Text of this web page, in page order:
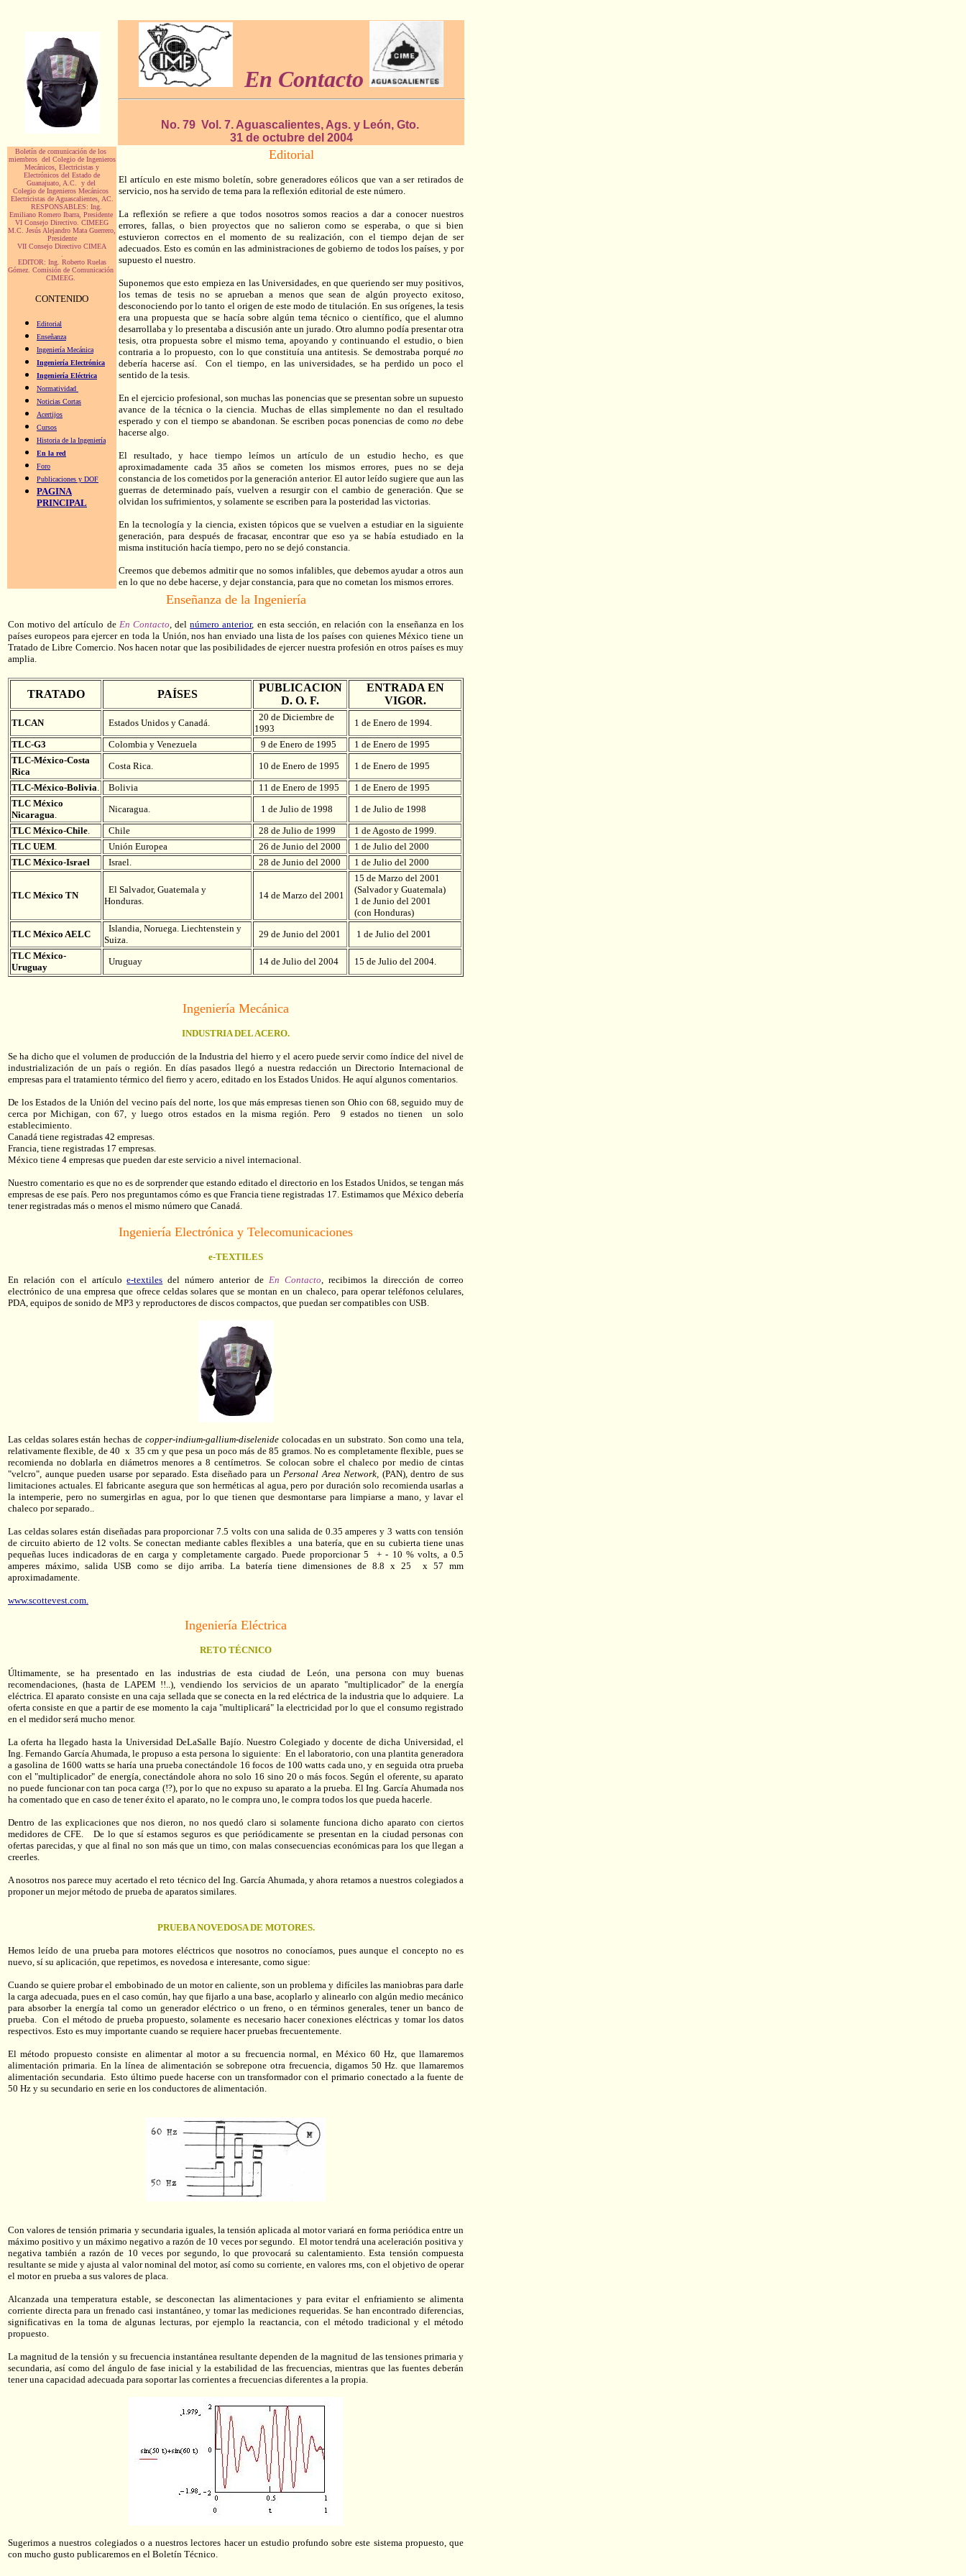
En Contacto
No. 79 Vol. 7. Aguascalientes, Ags. y León, Gto.
31 de octubre del 2004
Boletín de comunicación de los
miembros del Colegio de Ingenieros
Mecánicos, Electricistas y
Electrónicos del Estado de
Guanajuato, A.C. y del
Colegio de Ingenieros Mecánicos
Electricistas de Aguascalientes, AC.
RESPONSABLES: Ing.
Emiliano Romero Ibarra, Presidente
VI Consejo Directivo. CIMEEG
M.C. Jesús Alejandro Mata Guerrero,
Presidente
VII Consejo Directivo CIMEA
EDITOR: Ing. Roberto Ruelas
Gómez. Comisión de Comunicación
CIMEEG.
CONTENIDO
Editorial
Enseñanza
Ingeniería Mecánica
Ingeniería Electrónica
Ingeniería Eléctrica
Normatividad
Noticias Cortas
Acertijos
Cursos
Historia de la Ingeniería
En la red
Foro
Publicaciones y DOF
PAGINA
PRINCIPAL
Editorial
El artículo en este mismo boletín, sobre generadores eólicos que van a ser retirados de
servicio, nos ha servido de tema para la reflexión editorial de este número.
La reflexión se refiere a que todos nosotros somos reacios a dar a conocer nuestros
errores, fallas, o bien proyectos que no salieron como se esperaba, o que si bien
estuvieron correctos en el momento de su realización, con el tiempo dejan de ser
adecuados. Esto es común en las administraciones de gobierno de todos los países, y por
supuesto el nuestro.
Suponemos que esto empieza en las Universidades, en que queriendo ser muy positivos,
los temas de tesis no se aprueban a menos que sean de algún proyecto exitoso,
desconociendo por lo tanto el origen de este modo de titulación. En sus orígenes, la tesis
era una propuesta que se hacía sobre algún tema técnico o científico, que el alumno
desarrollaba y lo presentaba a discusión ante un jurado. Otro alumno podía presentar otra
tesis, otra propuesta sobre el mismo tema, apoyando y continuando el estudio, o bien
contraria a lo propuesto, con lo que constituía una antitesis. Se demostraba porqué no
debería hacerse así. Con el tiempo, en las universidades, se ha perdido un poco el
sentido de la tesis.
En el ejercicio profesional, son muchas las ponencias que se presentan sobre un supuesto
avance de la técnica o la ciencia. Muchas de ellas simplemente no dan el resultado
esperado y con el tiempo se abandonan. Se escriben pocas ponencias de como no debe
hacerse algo.
El resultado, y hace tiempo leímos un artículo de un estudio hecho, es que
aproximadamente cada 35 años se cometen los mismos errores, pues no se deja
constancia de los cometidos por la generación anterior. El autor leído sugiere que aun las
guerras de determinado país, vuelven a resurgir con el cambio de generación. Que se
olvidan los sufrimientos, y solamente se escriben para la posteridad las victorias.
En la tecnología y la ciencia, existen tópicos que se vuelven a estudiar en la siguiente
generación, para después de fracasar, encontrar que eso ya se había estudiado en la
misma institución hacía tiempo, pero no se dejó constancia.
Creemos que debemos admitir que no somos infalibles, que debemos ayudar a otros aun
en lo que no debe hacerse, y dejar constancia, para que no cometan los mismos errores.
Enseñanza de la Ingeniería
Con motivo del artículo de En Contacto, delnúmero anterior, en esta sección, en relación con la enseñanza en los
países europeos para ejercer en toda la Unión, nos han enviado una lista de los países con quienes México tiene un
Tratado de Libre Comercio. Nos hacen notar que las posibilidades de ejercer nuestra profesión en otros países es muy
amplia.
TRATADO PAÍSES
PUBLICACION
D. O. F.
ENTRADA EN
VIGOR.
TLCAN Estados Unidos y Canadá.
20 de Diciembre de
1993
1 de Enero de 1994.
TLC-G3
Colombia y Venezuela 9 de Enero de 1995
1 de Enero de 1995
TLC-México-Costa
Rica
Costa Rica. 10 de Enero de 1995
1 de Enero de 1995
TLC-México-Bolivia. Bolivia 11 de Enero de 1995
1 de Enero de 1995
TLC México
Nicaragua.
Nicaragua. 1 de Julio de 1998
1 de Julio de 1998
TLC México-Chile. Chile 28 de Julio de 1999
1 de Agosto de 1999.
TLC UEM. Unión Europea 26 de Junio del 2000
1 de Julio del 2000
TLC México-Israel
Israel. 28 de Junio del 2000 1 de Julio del 2000
TLC México TN
El Salvador, Guatemala y
Honduras.
14 de Marzo del 2001
15 de Marzo del 2001
(Salvador y Guatemala)
1 de Junio del 2001
(con Honduras)
TLC México AELC
Islandia, Noruega. Liechtenstein y
Suiza.
29 de Junio del 2001
1 de Julio del 2001
TLC México-
Uruguay
Uruguay 14 de Julio del 2004 15 de Julio del 2004.
Ingeniería Mecánica
INDUSTRIA DEL ACERO.
Se ha dicho que el volumen de producción de la Industria del hierro y el acero puede servir como índice del nivel de
industrialización de un país o región. En días pasados llegó a nuestra redacción un Directorio Internacional de
empresas para el tratamiento térmico del fierro y acero, editado en los Estados Unidos. He aquí algunos comentarios.
De los Estados de la Unión del vecino país del norte, los que más empresas tienen son Ohio con 68, seguido muy de
cerca por Michigan, con 67, y luego otros estados en la misma región. Pero 9 estados no tienen un solo
establecimiento.
Canadá tiene registradas 42 empresas.
Francia, tiene registradas 17 empresas.
México tiene 4 empresas que pueden dar este servicio a nivel internacional.
Nuestro comentario es que no es de sorprender que estando editado el directorio en los Estados Unidos, se tengan más
empresas de ese país. Pero nos preguntamos cómo es que Francia tiene registradas 17. Estimamos que México debería
tener registradas más o menos el mismo número que Canadá.
Ingeniería Electrónica y Telecomunicaciones
e-TEXTILES
En relación con el artículoe-textiles del número anterior de En Contacto, recibimos la dirección de correo
electrónico de una empresa que ofrece celdas solares que se montan en un chaleco, para operar teléfonos celulares,
PDA, equipos de sonido de MP3 y reproductores de discos compactos, que puedan ser compatibles con USB.
Las celdas solares están hechas de copper-indium-gallium-diselenidecolocadas en un substrato. Son como una tela,
relativamente flexible, de 40 x 35 cm y que pesa un poco más de 85 gramos. No es completamente flexible, pues se
recomienda no doblarla en diámetros menores a 8 centímetros. Se colocan sobre el chaleco por medio de cintas
"velcro", aunque pueden usarse por separado. Esta diseñado para un Personal Area Network, (PAN), dentro de sus
limitaciones actuales. El fabricante asegura que son herméticas al agua, pero por duración solo recomienda usarlas a
la intemperie, pero no sumergirlas en agua, por lo que tienen que desmontarse para limpiarse a mano, y lavar el
chaleco por separado..
Las celdas solares están diseñadas para proporcionar 7.5 volts con una salida de 0.35 amperes y 3 watts con tensión
de circuito abierto de 12 volts. Se conectan mediante cables flexibles a una batería, que en su cubierta tiene unas
pequeñas luces indicadoras de en carga y completamente cargado. Puede proporcionar 5 + - 10 % volts, a 0.5
amperes máximo, salida USB como se dijo arriba. La batería tiene dimensiones de 8.8 x 25 x 57 mm
aproximadamente.
www.scottevest.com.
Ingeniería Eléctrica
RETO TÉCNICO
Últimamente, se ha presentado en las industrias de esta ciudad de León, una persona con muy buenas
recomendaciones, (hasta de LAPEM !!..), vendiendo los servicios de un aparato "multiplicador" de la energía
eléctrica. El aparato consiste en una caja sellada que se conecta en la red eléctrica de la industria que lo adquiere. La
oferta consiste en que a partir de ese momento la caja "multiplicará" la electricidad por lo que el consumo registrado
en el medidor será mucho menor.
La oferta ha llegado hasta la Universidad DeLaSalle Bajío. Nuestro Colegiado y docente de dicha Universidad, el
Ing. Fernando García Ahumada, le propuso a esta persona lo siguiente: En el laboratorio, con una plantita generadora
a gasolina de 1600 watts se haría una prueba conectándole 16 focos de 100 watts cada uno, y en seguida otra prueba
con el "multiplicador" de energía, conectándole ahora no solo 16 sino 20 o más focos. Según el oferente, su aparato
no puede funcionar con tan poca carga (!?), por lo que no expuso su aparato a la prueba. El Ing. García Ahumada nos
ha comentado que en caso de tener éxito el aparato, no le compra uno, le compra todos los que pueda hacerle.
Dentro de las explicaciones que nos dieron, no nos quedó claro si solamente funciona dicho aparato con ciertos
medidores de CFE. De lo que sí estamos seguros es que periódicamente se presentan en la ciudad personas con
ofertas parecidas, y que al final no son más que un timo, con malas consecuencias económicas para los que llegan a
creerles.
A nosotros nos parece muy acertado el reto técnico del Ing. García Ahumada, y ahora retamos a nuestros colegiados a
proponer un mejor método de prueba de aparatos similares.
PRUEBA NOVEDOSA DE MOTORES.
Hemos leído de una prueba para motores eléctricos que nosotros no conocíamos, pues aunque el concepto no es
nuevo, sí su aplicación, que repetimos, es novedosa e interesante, como sigue:
Cuando se quiere probar el embobinado de un motor en caliente, son un problema y difíciles las maniobras para darle
la carga adecuada, pues en el caso común, hay que fijarlo a una base, acoplarlo y alinearlo con algún medio mecánico
para absorber la energía tal como un generador eléctrico o un freno, o en términos generales, tener un banco de
prueba. Con el método de prueba propuesto, solamente es necesario hacer conexiones eléctricas y tomar los datos
respectivos. Esto es muy importante cuando se requiere hacer pruebas frecuentemente.
El método propuesto consiste en alimentar al motor a su frecuencia normal, en México 60 Hz, que llamaremos
alimentación primaria. En la línea de alimentación se sobrepone otra frecuencia, digamos 50 Hz. que llamaremos
alimentación secundaria. Esto último puede hacerse con un transformador con el primario conectado a la fuente de
50 Hz y su secundario en serie en los conductores de alimentación.
Con valores de tensión primaria y secundaria iguales, la tensión aplicada al motor variará en forma periódica entre un
máximo positivo y un máximo negativo a razón de 10 veces por segundo. El motor tendrá una aceleración positiva y
negativa también a razón de 10 veces por segundo, lo que provocará su calentamiento. Esta tensión compuesta
resultante se mide y ajusta al valor nominal del motor, así como su corriente, en valores rms, con el objetivo de operar
el motor en prueba a sus valores de placa.
Alcanzada una temperatura estable, se desconectan las alimentaciones y para evitar el enfriamiento se alimenta
corriente directa para un frenado casi instantáneo, y tomar las mediciones requeridas. Se han encontrado diferencias,
significativas en la toma de algunas lecturas, por ejemplo la reactancia, con el método tradicional y el método
propuesto.
La magnitud de la tensión y su frecuencia instantánea resultante dependen de la magnitud de las tensiones primaria y
secundaria, así como del ángulo de fase inicial y la estabilidad de las frecuencias, mientras que las fuentes deberán
tener una capacidad adecuada para soportar las corrientes a frecuencias diferentes a la propia.
Sugerimos a nuestros colegiados o a nuestros lectores hacer un estudio profundo sobre este sistema propuesto, que
con mucho gusto publicaremos en el Boletín Técnico.